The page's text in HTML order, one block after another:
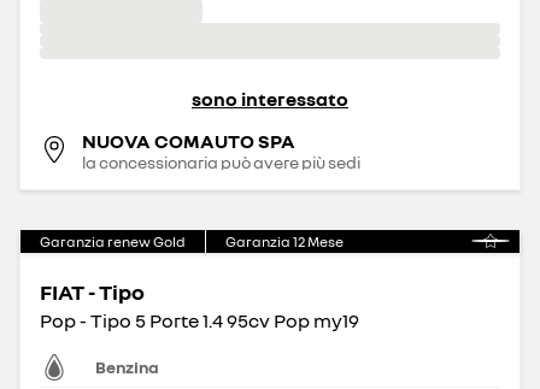
sono interessato
NUOVA COMAUTO SPA
la concessionaria può avere più sedi
Garanzia renew Gold Garanzia 12Mese
FIAT - Tipo
Pop - Tipo 5 Porte 1.4 95cv Pop my19
Benzina